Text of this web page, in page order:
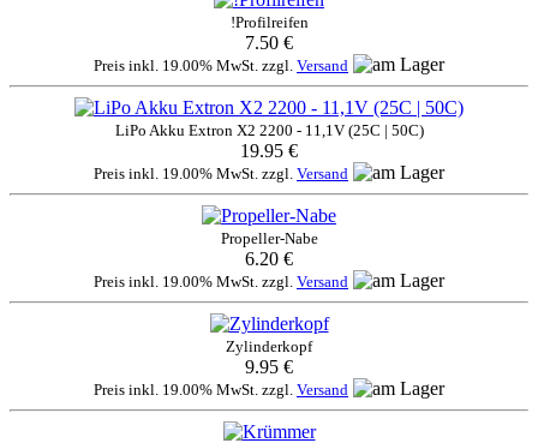
!Profilreifen
7.50 €
Preis inkl. 19.00% MwSt. zzgl. Versand
LiPo Akku Extron X2 2200 - 11,1V (25C | 50C)
19.95 €
Preis inkl. 19.00% MwSt. zzgl. Versand
Propeller-Nabe
6.20 €
Preis inkl. 19.00% MwSt. zzgl. Versand
Zylinderkopf
9.95 €
Preis inkl. 19.00% MwSt. zzgl. Versand